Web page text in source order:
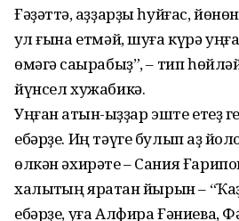
Ғәҙәттә, ҡаҙҙарҙы һуйғас,
ҡул ғына етмәй, шуға күрә
өмәгә саҡырабыҙ”, – тип
йүнсел хужабикә.
Уңған ҡатын-ҡыҙҙар эште етеҙ
ебәрҙе. Иң тәүге булып ҡаҙ
өлкән әхирәте – Сания
халыҡтың яратҡан йырын –
ебәрҙе, уға Алфира Ғәниева,